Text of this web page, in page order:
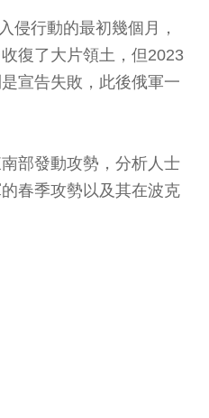
侵行動的最初幾個月，
復了大片領土，但2023
宣告失敗，此後俄軍一
部發動攻勢，分析人士
春季攻勢以及其在波克